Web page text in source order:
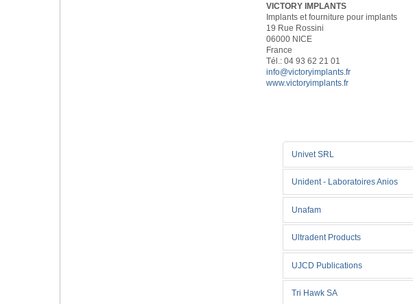
VICTORY IMPLANTS
Implants et fourniture pour implants
19 Rue Rossini
06000 NICE
France
Tél.: 04 93 62 21 01
info@victoryimplants.fr
www.victoryimplants.fr
Univet SRL
Unident - Laboratoires Anios
Unafam
Ultradent Products
UJCD Publications
Tri Hawk SA